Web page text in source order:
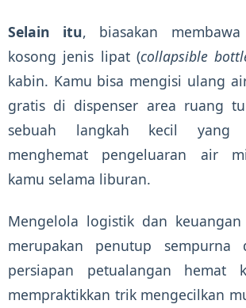
Selain itu, biasakan
kosong jenis lipat (collapsible
kabin. Kamu bisa mengisi ulang
gratis di dispenser area ruang
sebuah langkah kecil yang
menghemat pengeluaran air
kamu selama liburan.
Mengelola logistik dan
merupakan penutup sempurna
persiapan petualangan hemat
mempraktikkan trik mengecilkan